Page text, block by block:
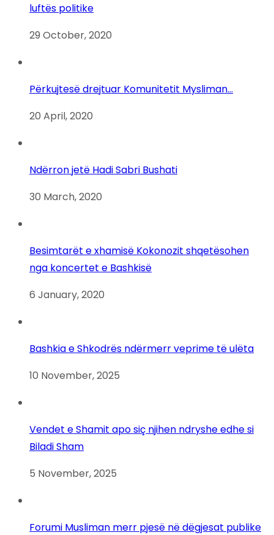
luftës politike
29 October, 2020
Përkujtesë drejtuar Komunitetit Mysliman…
20 April, 2020
Ndërron jetë Hadi Sabri Bushati
30 March, 2020
Besimtarët e xhamisë Kokonozit shqetësohen
nga koncertet e Bashkisë
6 January, 2020
Bashkia e Shkodrës ndërmerr veprime të ulëta
10 November, 2025
Vendet e Shamit apo siç njihen ndryshe edhe si
Biladi Sham
5 November, 2025
Forumi Musliman merr pjesë në dëgjesat publike